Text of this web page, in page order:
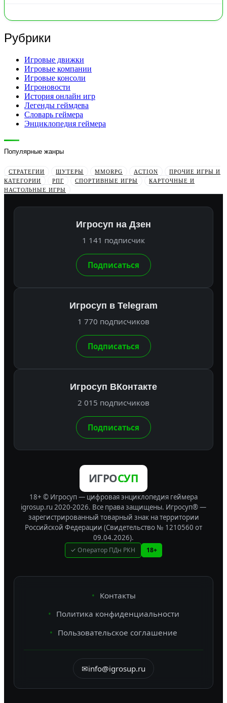
Рубрики
Игровые движки
Игровые компании
Игровые консоли
Игроновости
История онлайн игр
Легенды геймдева
Словарь геймера
Энциклопедия геймера
Популярные жанры
СТРАТЕГИИ ШУТЕРЫ MMORPG ACTION
ПРОЧИЕ ИГРЫ И
КАТЕГОРИИ
РПГ СПОРТИВНЫЕ ИГРЫ
КАРТОЧНЫЕ И
НАСТОЛЬНЫЕ ИГРЫ
Игросуп на Дзен
1 141 подписчик
Подписаться
Игросуп в Telegram
1 770 подписчиков
Подписаться
Игросуп ВКонтакте
2 015 подписчиков
Подписаться
ИГРОСУП
18+ © Игросуп — цифровая энциклопедия геймера
igrosup.ru 2020-2026. Все права защищены. Игросуп® —
зарегистрированный товарный знак на территории
Российской Федерации (Свидетельство № 1210560 от
09.04.2026).
✓ Оператор ПДн РКН 18+
Контакты
Политика конфиденциальности
Пользовательское соглашение
✉info@igrosup.ru